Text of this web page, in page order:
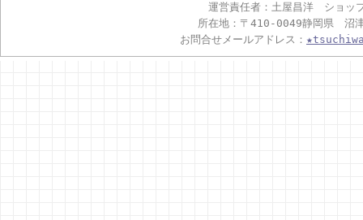
運営責任者：土屋昌洋 ショッ
所在地：〒410-0049静岡県 沼
お問合せメールアドレス：